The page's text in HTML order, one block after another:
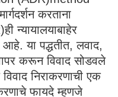
करताना
न्यायालयाबाहेर
आहे. या पद्धतीत, लवाद,
करून विवाद सोडवले
निराकरणाची एक
फायदे म्हणजे